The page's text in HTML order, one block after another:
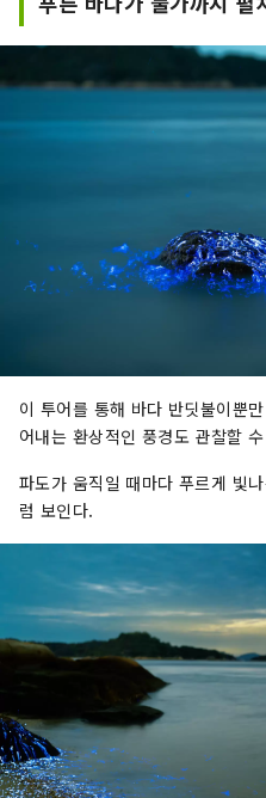
이 투어를 통해 바다 반딧불이뿐
어내는 환상적인 풍경도 관찰할
파도가 움직일 때마다 푸르게 빛
럼 보인다.